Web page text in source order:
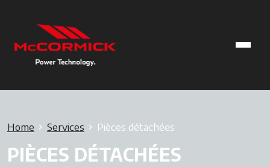
Home Services Pièces détachées
PIÈCES DÉTACHÉES